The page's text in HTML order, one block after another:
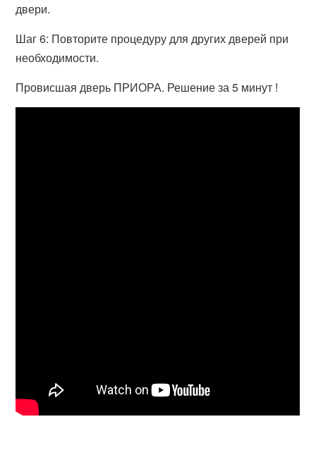
двери.
Шаг 6: Повторите процедуру для других дверей при
необходимости.
Провисшая дверь ПРИОРА. Решение за 5 минут !